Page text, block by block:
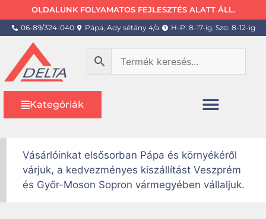
OLDALUNK FOLYAMATOS FEJLESZTÉS ALATT ÁLL.
06-89/324-040 Pápa, Ady sétány 4/a. H-P: 8-17-ig, Szo: 8-12-ig
Kategóriák
Vásárlóinkat elsősorban Pápa és környékéről
várjuk, a kedvezményes kiszállítást Veszprém
és Győr-Moson Sopron vármegyében vállaljuk.